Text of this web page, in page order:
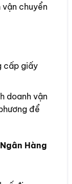
chuyển
cấp giấy
doanh vận
để
Hàng